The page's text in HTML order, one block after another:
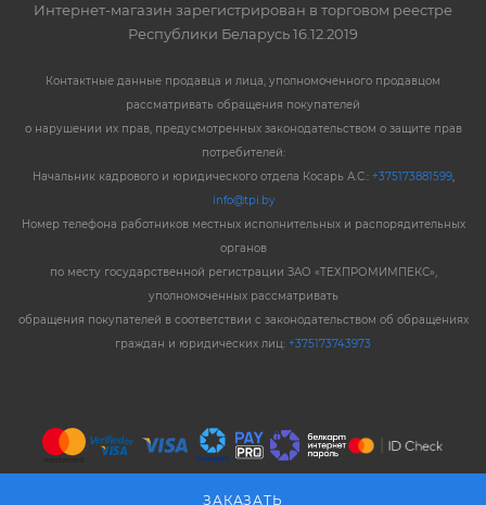
ЗАКАЗАТЬ
Интернет-магазин зарегистрирован в торговом реестре
Республики Беларусь 16.12.2019
Контактные данные продавца и лица, уполномоченного продавцом
рассматривать обращения покупателей
о нарушении их прав, предусмотренных законодательством о защите прав
потребителей:
Начальник кадрового и юридического отдела Косарь А.С.: +375173881599,
info@tpi.by
Номер телефона работников местных исполнительных и распорядительных
органов
по месту государственной регистрации ЗАО «ТЕХПРОМИМПЕКС»,
уполномоченных рассматривать
обращения покупателей в соответствии с законодательством об обращениях
граждан и юридических лиц: +375173743973